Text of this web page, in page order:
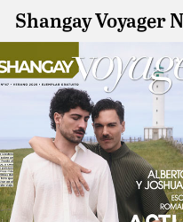
Shangay Voyager